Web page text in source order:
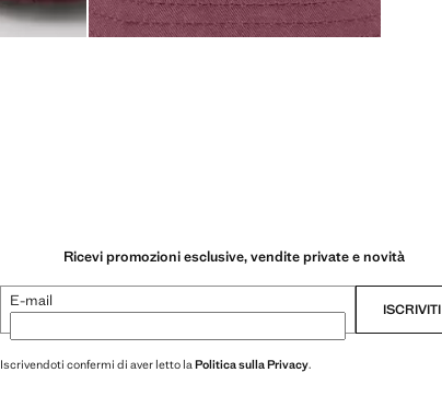
Ricevi promozioni esclusive, vendite private e novità
E-mail ISCRIVITI
Iscrivendoti confermi di aver letto laPolitica sulla Privacy.